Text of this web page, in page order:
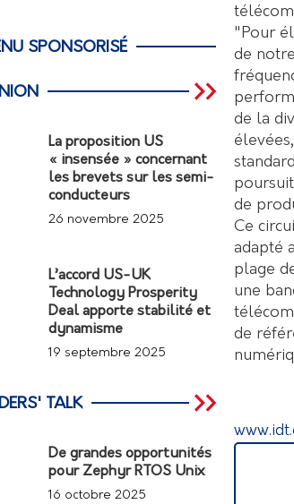
"Pour
de
de la
de
Ce
adapté
plage
une
de
SPONSORISÉ
La proposition US
« insensée » concernant
les brevets sur les semi-
conducteurs
26 novembre 2025
L’accord US-UK
Technology Prosperity
Deal apporte stabilité et
dynamisme
19 septembre 2025
TALK
De grandes opportunités
pour Zephyr RTOS Unix
16 octobre 2025